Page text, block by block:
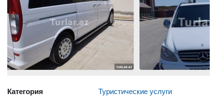
Категория
Туристические услуги